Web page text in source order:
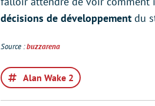
décisions de développement du
Source :buzzarena
Alan Wake 2